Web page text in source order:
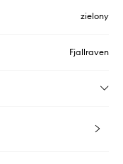
zielony
Fjallraven